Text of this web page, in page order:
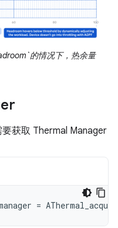
的情况下，热余量
获取 Thermal Manager
=